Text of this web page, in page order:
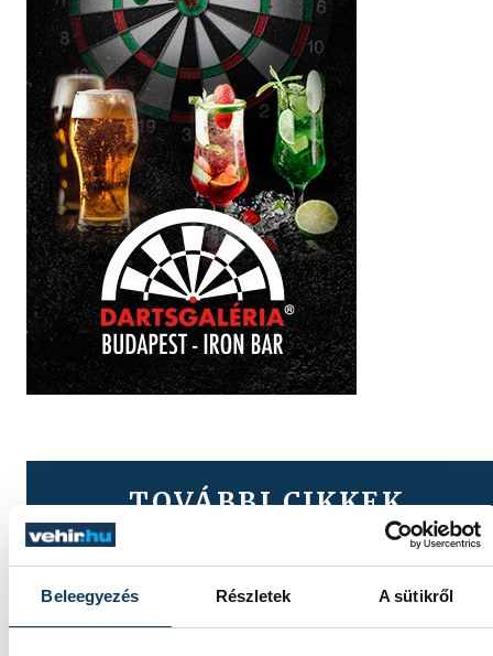
Beleegyezés Részletek A sütikről
TOVÁBBI CIKKEK
KÖZÉLET
Sorra kerülnek elő
világháborús leletek az